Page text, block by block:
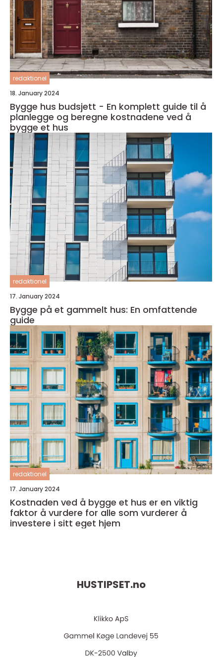
redaktionel
18. January 2024
Bygge hus budsjett - En komplett guide til å
planlegge og beregne kostnadene ved å
bygge et hus
redaktionel
17. January 2024
Bygge på et gammelt hus: En omfattende
guide
redaktionel
17. January 2024
Kostnaden ved å bygge et hus er en viktig
faktor å vurdere for alle som vurderer å
investere i sitt eget hjem
HUSTIPSET.no